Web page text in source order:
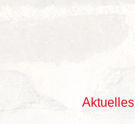
Aktuelles